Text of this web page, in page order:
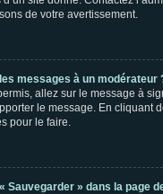
de votre avertissement.
messages à un modérateur
allez sur le message à
le message. En cliquant
pour le faire.
Sauvegarder » dans la page